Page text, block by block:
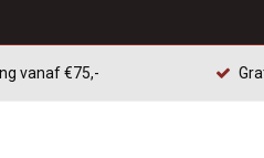
vanaf €75,-